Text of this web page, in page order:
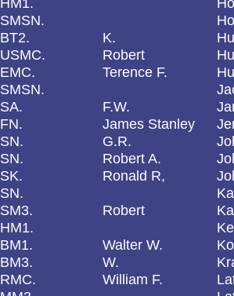
SMSN.
BT2.
K.
USMC.
Robert
EMC.
Terence F.
SMSN.
SA.
F.W.
FN.
James Stanley
SN.
G.R.
SN.
Robert A.
SK.
Ronald R,
SN.
SM3.
Robert
HM1.
BM1.
Walter W.
BM3.
W.
RMC.
William F.